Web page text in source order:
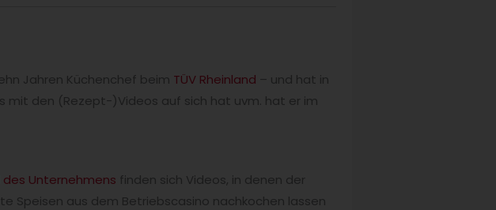
Jahren Küchenchef beim TÜV Rheinland – und hat in
mit den (Rezept-)Videos auf sich hat uvm. hat er im
Unternehmens finden sich Videos, in denen der
Speisen aus dem Betriebscasino nachkochen lassen